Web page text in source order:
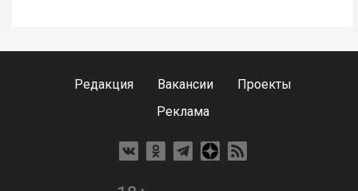
Редакция Вакансии
Проекты
Реклама